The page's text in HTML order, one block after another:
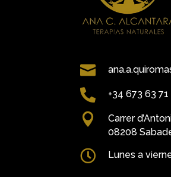

 +34 673 63

Carrer
08208
 Lunes a